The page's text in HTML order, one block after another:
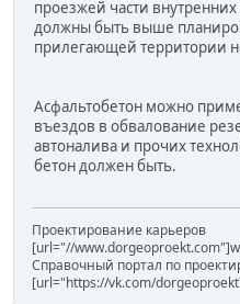
проезжей части
должны быть выше
прилегающей территории
Асфальтобетон можно
въездов в обвалование
автоналива и прочих
бетон должен быть.
Проектирование карьеров
[url="//
Справочный портал по
[url="https://vk.com/